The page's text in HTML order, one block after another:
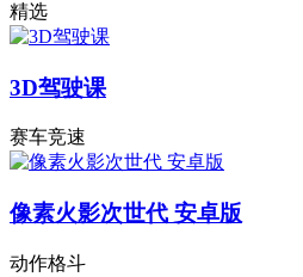
精选
3D驾驶课
赛车竞速
像素火影次世代 安卓版
动作格斗